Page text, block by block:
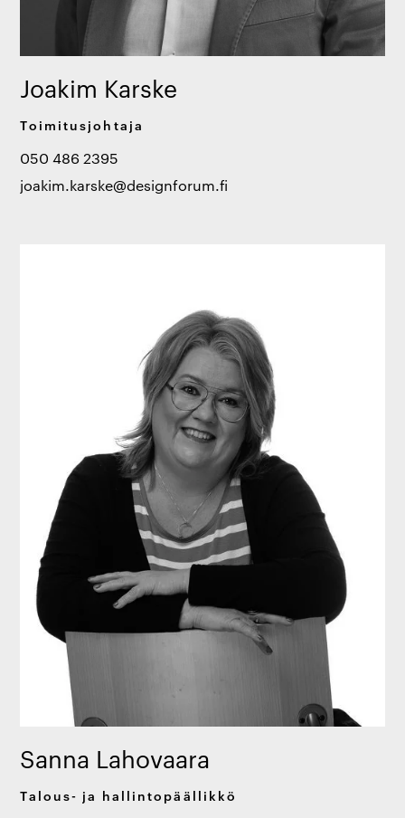
Joakim Karske
Toimitusjohtaja
050 486 2395
joakim.karske@designforum.fi
Sanna Lahovaara
Talous- ja hallintopäällikkö